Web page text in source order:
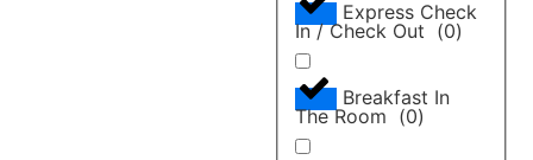
Express Check
In / Check Out (0)
Breakfast In
The Room (0)